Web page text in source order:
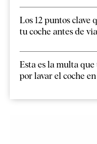
Los 12 puntos clave
tu coche antes de
Esta es la multa
por lavar el coche